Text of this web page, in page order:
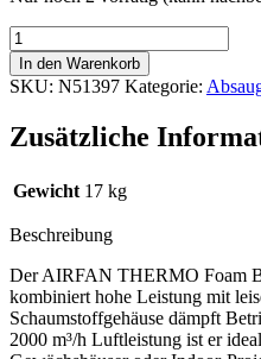
AIRFAN
THERMO
Foam
Box
2000
(FMB90016)
In den Warenkorb
SKU: N51397 Kategorie:
Zusätzliche
Gewicht 17 kg
Beschreibung
Der AIRFAN THERMO Foam
kombiniert hohe Leistung mit
Schaumstoffgehäuse dämpft
2000 m³/h Luftleistung ist er